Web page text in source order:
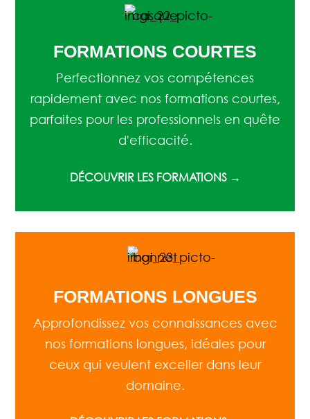
FORMATIONS COURTES
Perfectionnez vos compétences
rapidement avec nos formations courtes,
parfaites pour les professionnels en quête
d'efficacité.
DÉCOUVRIR LES FORMATIONS →
FORMATIONS LONGUES
Approfondissez vos connaissances avec
nos formations longues, idéales pour
ceux qui veulent exceller dans leur
domaine.